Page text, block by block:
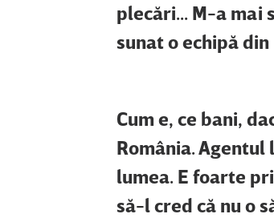
plecări... M-a mai
sunat o echipă
Cum e, ce bani,
România.
lumea. E foarte
să-l cred că nu o